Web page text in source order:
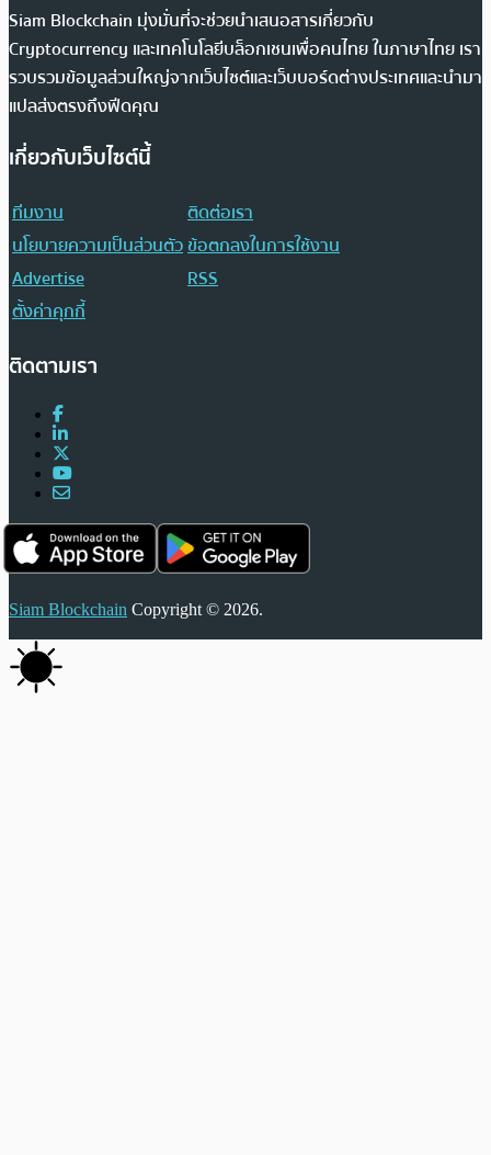
Siam Blockchain มุ่งมั่นที่จะช่วยนำเสนอสารเกี่ยวกับ
Cryptocurrency และเทคโนโลยีบล็อกเชนเพื่อคนไทย ในภาษาไทย เรา
รวบรวมข้อมูลส่วนใหญ่จากเว็บไซต์และเว็บบอร์ดต่างประเทศและนำมา
แปลส่งตรงถึงฟีดคุณ
เกี่ยวกับเว็บไซต์นี้
ทีมงาน
ติดต่อเรา
นโยบายความเป็นส่วนตัวข้อตกลงในการใช้งาน
Advertise
RSS
ตั้งค่าคุกกี้
ติดตามเรา
Siam Blockchain Copyright © 2026.